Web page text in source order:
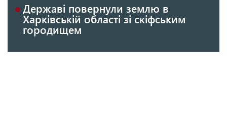
Державі повернули землю в
Харківській області зі скіфським
городищем